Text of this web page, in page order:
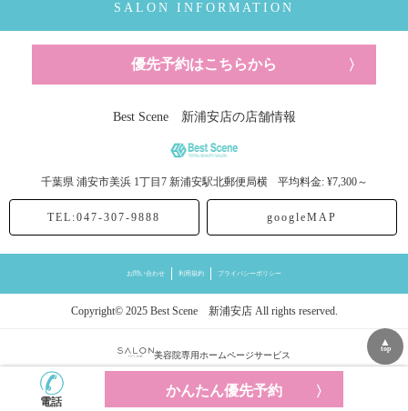
SALON INFORMATION
優先予約はこちらから
Best Scene 新浦安店の店舗情報
千葉県 浦安市美浜 1丁目7 新浦安駅北郵便局横 平均料金: ¥7,300～
TEL:047-307-9888 googleMAP
お問い合わせ 利用規約 プライバシーポリシー
Copyright© 2025 Best Scene 新浦安店 All rights reserved.
美容院専用ホームページサービス
▲
top
電話
かんたん優先予約